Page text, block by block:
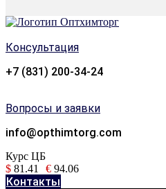
Консультация
+7 (831) 200-34-24
Вопросы и заявки
info@opthimtorg.com
Курс ЦБ
$ 81.41 € 94.06
Контакты